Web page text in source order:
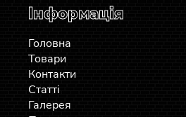
Інформація
Головна
Товари
Контакти
Статті
Галерея